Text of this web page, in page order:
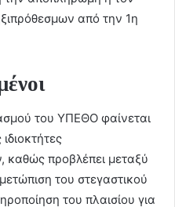
από την 1η
του ΥΠΕΘΟ φαίνεται
προβλέπει μεταξύ
του στεγαστικού
του πλαισίου για